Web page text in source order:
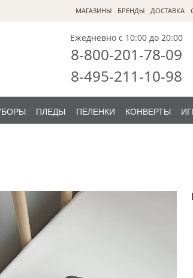
МАГАЗИНЫ БРЕНДЫ ДОСТАВКА
Ежедневно с 10:00 до 20:00
8-800-201-78-09
8-495-211-10-98
ПЛЕДЫ ПЕЛЕНКИ КОНВЕРТЫ